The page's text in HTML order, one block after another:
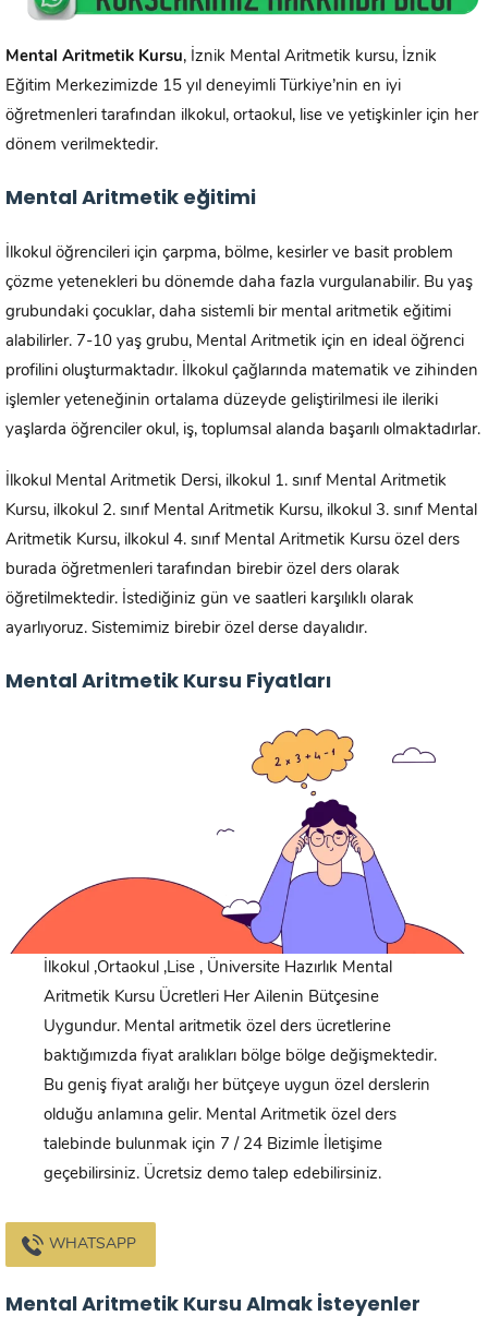
Mental Aritmetik Kursu, İznik Mental Aritmetik kursu, İznik
Eğitim Merkezimizde 15 yıl deneyimli Türkiye’nin en iyi
öğretmenleri tarafından ilkokul, ortaokul, lise ve yetişkinler için her
dönem verilmektedir.
Mental Aritmetik eğitimi
İlkokul öğrencileri için çarpma, bölme, kesirler ve basit problem
çözme yetenekleri bu dönemde daha fazla vurgulanabilir. Bu yaş
grubundaki çocuklar, daha sistemli bir mental aritmetik eğitimi
alabilirler. 7-10 yaş grubu, Mental Aritmetik için en ideal öğrenci
profilini oluşturmaktadır. İlkokul çağlarında matematik ve zihinden
işlemler yeteneğinin ortalama düzeyde geliştirilmesi ile ileriki
yaşlarda öğrenciler okul, iş, toplumsal alanda başarılı olmaktadırlar.
İlkokul Mental Aritmetik Dersi, ilkokul 1. sınıf Mental Aritmetik
Kursu, ilkokul 2. sınıf Mental Aritmetik Kursu, ilkokul 3. sınıf Mental
Aritmetik Kursu, ilkokul 4. sınıf Mental Aritmetik Kursu özel ders
burada öğretmenleri tarafından birebir özel ders olarak
öğretilmektedir. İstediğiniz gün ve saatleri karşılıklı olarak
ayarlıyoruz. Sistemimiz birebir özel derse dayalıdır.
Mental Aritmetik Kursu Fiyatları
İlkokul ,Ortaokul ,Lise , Üniversite Hazırlık Mental
Aritmetik Kursu Ücretleri Her Ailenin Bütçesine
Uygundur. Mental aritmetik özel ders ücretlerine
baktığımızda fiyat aralıkları bölge bölge değişmektedir.
Bu geniş fiyat aralığı her bütçeye uygun özel derslerin
olduğu anlamına gelir. Mental Aritmetik özel ders
talebinde bulunmak için 7 / 24 Bizimle İletişime
geçebilirsiniz. Ücretsiz demo talep edebilirsiniz.
WHATSAPP
Mental Aritmetik Kursu Almak İsteyenler